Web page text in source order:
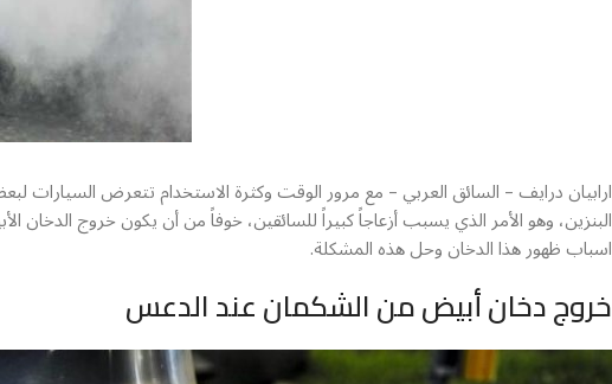
بايك
سيارات
بيجو
HOT
ارابيان درايف – السائق العربي – مع مرور الوقت وكثرة الاستخدام تتعرض السيارات
البنزين، وهو الأمر الذي يسبب أزعاجاً كبيراً للسائقين، خوفاً من أن يكون خروج
اسباب ظهور هذا الدخان وحل هذه المشكلة.
خروج دخان أبيض من الشكمان عند الدعس